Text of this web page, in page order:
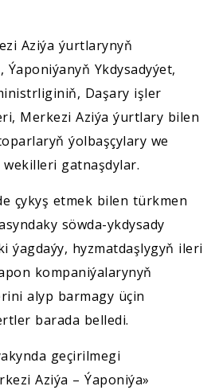
Aziýa ýurtlarynyň
Ykdysadyýet,
Daşary işler
Merkezi Aziýa ýurtlary bilen
ýolbaşçylary we
gatnaşdylar.
çykyş etmek bilen türkmen
söwda-ykdysady
ýagdaýy, hyzmatdaşlygyň ileri
kompaniýalarynyň
alyp barmagy üçin
barada belledi.
geçirilmegi
Aziýa – Ýaponiýa»